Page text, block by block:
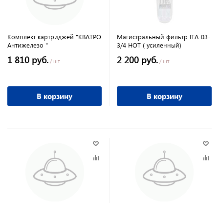
Комплект картриджей "КВАТРО
Антижелезо "
1 810 руб. / шт
В корзину
Магистральный фильтр ITA-03-
3/4 HOT ( усиленный)
2 200 руб. / шт
В корзину